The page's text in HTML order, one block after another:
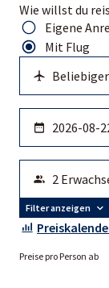
Wie willst du
Eigene
Mit Flug
Filter anzeigen
Preise pro Person ab